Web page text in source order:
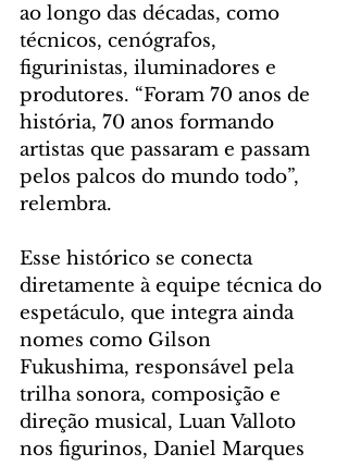
ao longo das décadas, como
técnicos, cenógrafos,
figurinistas, iluminadores e
produtores. “Foram 70 anos de
história, 70 anos formando
artistas que passaram e passam
pelos palcos do mundo todo”,
relembra.
Esse histórico se conecta
diretamente à equipe técnica do
espetáculo, que integra ainda
nomes como Gilson
Fukushima, responsável pela
trilha sonora, composição e
direção musical, Luan Valloto
nos figurinos, Daniel Marques